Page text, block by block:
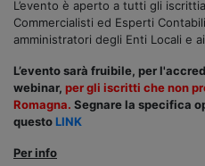
L’evento è aperto a tutti gli
Commercialisti ed Esperti
amministratori degli Enti Locali e
L’evento sarà fruibile, per
webinar, per gli iscritti che non
Romagna. Segnare la specifica
questo LINK
Per info